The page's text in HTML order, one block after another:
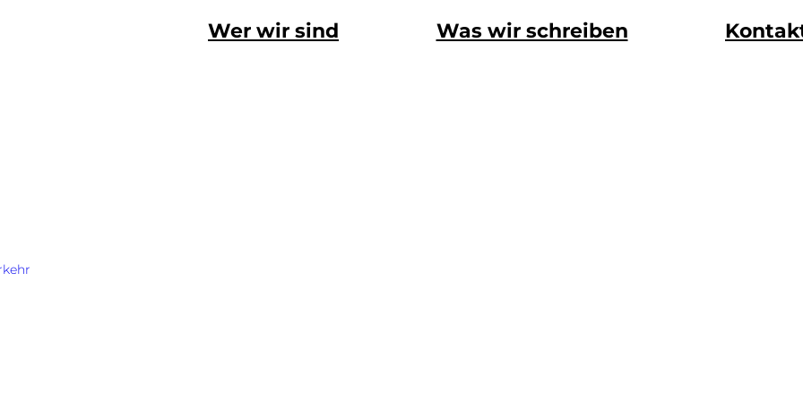
Wer wir sind Was wir schreiben